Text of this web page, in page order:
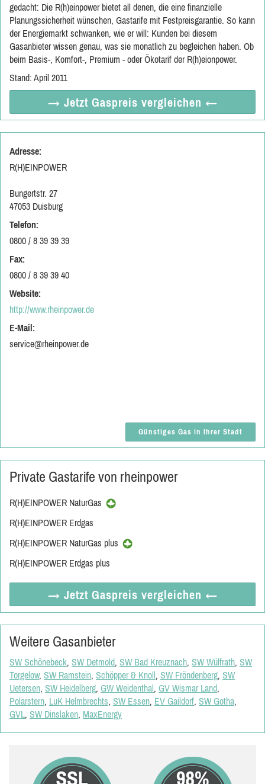
gedacht: Die R(h)einpower bietet all denen, die eine finanzielle
Planungssicherheit wünschen, Gastarife mit Festpreisgarantie. So kann
der Energiemarkt schwanken, wie er will: Kunden bei diesem
Gasanbieter wissen genau, was sie monatlich zu begleichen haben. Ob
beim Basis-, Komfort-, Premium - oder Ökotarif der R(h)eionpower.
Stand: April 2011
→ Jetzt Gaspreis vergleichen ←
Adresse:
R(H)EINPOWER
Bungertstr. 27
47053 Duisburg
Telefon:
0800 / 8 39 39 39
Fax:
0800 / 8 39 39 40
Website:
http://www.rheinpower.de
E-Mail:
service@rheinpower.de
Günstiges Gas in Ihrer Stadt
Private Gastarife von rheinpower
R(H)EINPOWER NaturGas
R(H)EINPOWER Erdgas
R(H)EINPOWER NaturGas plus
R(H)EINPOWER Erdgas plus
→ Jetzt Gaspreis vergleichen ←
Weitere Gasanbieter
SW Schönebeck, SW Detmold, SW Bad Kreuznach, SW Wülfrath, SW
Torgelow, SW Ramstein, Schöpper & Knoll, SW Fröndenberg, SW
Uetersen, SW Heidelberg, GW Weidenthal, GV Wismar Land,
Polarstern, LuK Helmbrechts, SW Essen, EV Gaildorf, SW Gotha,
GVL, SW Dinslaken, MaxEnergy